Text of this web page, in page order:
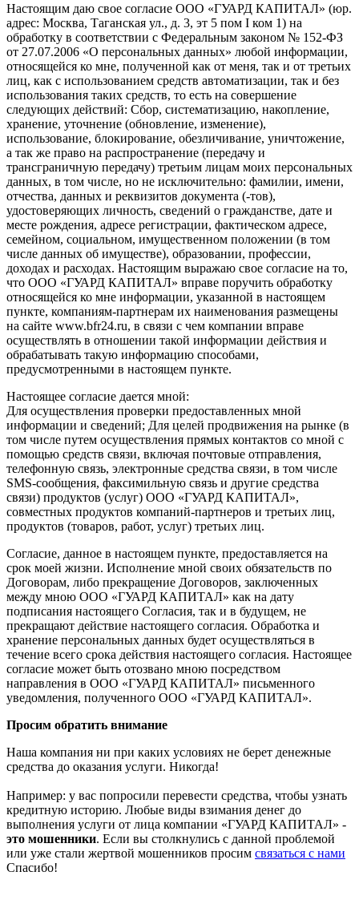
Настоящим даю свое согласие ООО «ГУАРД КАПИТАЛ» (юр.
адрес: Москва, Таганская ул., д. 3, эт 5 пом I ком 1) на
обработку в соответствии с Федеральным законом № 152-ФЗ
от 27.07.2006 «О персональных данных» любой информации,
относящейся ко мне, полученной как от меня, так и от третьих
лиц, как с использованием средств автоматизации, так и без
использования таких средств, то есть на совершение
следующих действий: Сбор, систематизацию, накопление,
хранение, уточнение (обновление, изменение),
использование, блокирование, обезличивание, уничтожение,
а так же право на распространение (передачу и
трансграничную передачу) третьим лицам моих персональных
данных, в том числе, но не исключительно: фамилии, имени,
отчества, данных и реквизитов документа (-тов),
удостоверяющих личность, сведений о гражданстве, дате и
месте рождения, адресе регистрации, фактическом адресе,
семейном, социальном, имущественном положении (в том
числе данных об имуществе), образовании, профессии,
доходах и расходах. Настоящим выражаю свое согласие на то,
что ООО «ГУАРД КАПИТАЛ» вправе поручить обработку
относящейся ко мне информации, указанной в настоящем
пункте, компаниям-партнерам их наименования размещены
на сайте www.bfr24.ru, в связи с чем компании вправе
осуществлять в отношении такой информации действия и
обрабатывать такую информацию способами,
предусмотренными в настоящем пункте.
Настоящее согласие дается мной:
Для осуществления проверки предоставленных мной
информации и сведений; Для целей продвижения на рынке (в
том числе путем осуществления прямых контактов со мной с
помощью средств связи, включая почтовые отправления,
телефонную связь, электронные средства связи, в том числе
SMS-сообщения, факсимильную связь и другие средства
связи) продуктов (услуг) ООО «ГУАРД КАПИТАЛ»,
совместных продуктов компаний-партнеров и третьих лиц,
продуктов (товаров, работ, услуг) третьих лиц.
Согласие, данное в настоящем пункте, предоставляется на
срок моей жизни. Исполнение мной своих обязательств по
Договорам, либо прекращение Договоров, заключенных
между мною ООО «ГУАРД КАПИТАЛ» как на дату
подписания настоящего Согласия, так и в будущем, не
прекращают действие настоящего согласия. Обработка и
хранение персональных данных будет осуществляться в
течение всего срока действия настоящего согласия. Настоящее
согласие может быть отозвано мною посредством
направления в ООО «ГУАРД КАПИТАЛ» письменного
уведомления, полученного ООО «ГУАРД КАПИТАЛ».
Просим обратить внимание
Наша компания ни при каких условиях не берет денежные
средства до оказания услуги. Никогда!
Например: у вас попросили перевести средства, чтобы узнать
кредитную историю. Любые виды взимания денег до
выполнения услуги от лица компании «ГУАРД КАПИТАЛ» -
это мошенники. Если вы столкнулись с данной проблемой
или уже стали жертвой мошенников просим связаться с нами
Спасибо!